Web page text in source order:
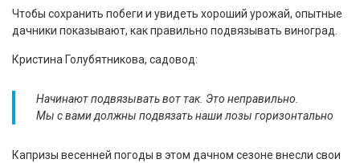
Чтобы сохранить побеги и увидеть хороший урожай, опытные
дачники показывают, как правильно подвязывать виноград.
Кристина Голубятникова, садовод:
Начинают подвязывать вот так. Это неправильно.
Мы с вами должны подвязать наши лозы горизонтально
Капризы весенней погоды в этом дачном сезоне внесли свои